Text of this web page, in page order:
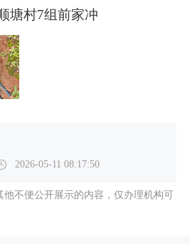
塘村7组前家冲
2026-05-11 08:17:50
不便公开展示的内容，仅办理机构可